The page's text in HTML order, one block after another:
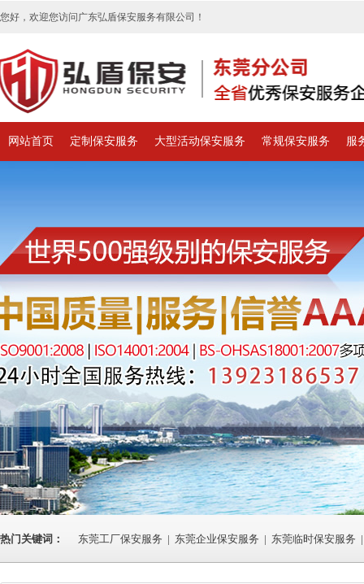
您好，欢迎您访问广东弘盾保安服务有限公司！
网站首页 定制保安服务 大型活动保安服务 常规保安服务 服
热门关键词： 东莞工厂保安服务 | 东莞企业保安服务 | 东莞临时保安服务 |